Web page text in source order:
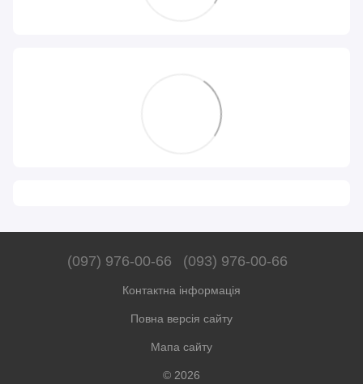
(097) 976-00-66 (093) 976-00-66
Контактна інформація
Повна версія сайту
Мапа сайту
© 2026